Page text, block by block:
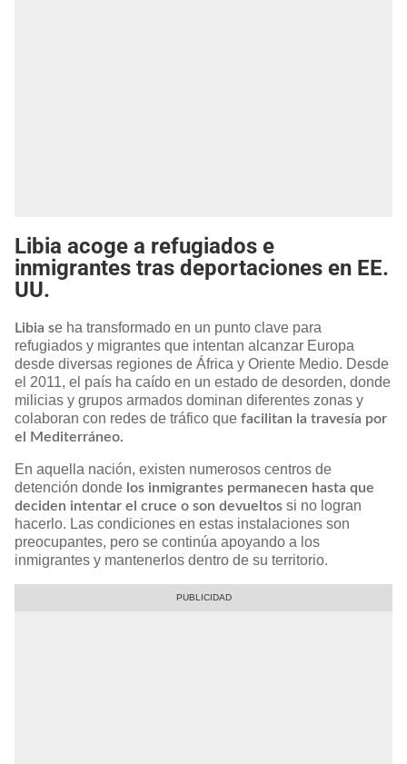
Libia acoge a refugiados e
inmigrantes tras deportaciones en EE.
UU.
Libia se ha transformado en un punto clave para
refugiados y migrantes que intentan alcanzar Europa
desde diversas regiones de África y Oriente Medio. Desde
el 2011, el país ha caído en un estado de desorden, donde
milicias y grupos armados dominan diferentes zonas y
colaboran con redes de tráfico que facilitan la travesía por
el Mediterráneo.
En aquella nación, existen numerosos centros de
detención donde los inmigrantes permanecen hasta que
deciden intentar el cruce o son devueltos si no logran
hacerlo. Las condiciones en estas instalaciones son
preocupantes, pero se continúa apoyando a los
inmigrantes y mantenerlos dentro de su territorio.